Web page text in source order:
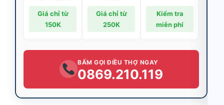
Giá chỉ từ
150K
Giá chỉ từ
250K
Kiểm tra
miễn phí
BẤM GỌI ĐIỀU THỢ NGAY
0869.210.119